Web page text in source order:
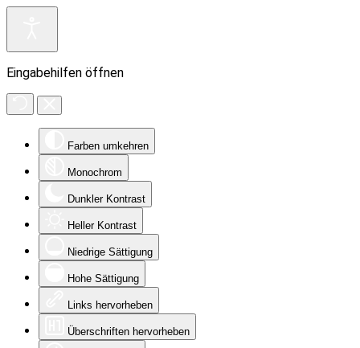
Eingabehilfen öffnen
Farben umkehren
Monochrom
Dunkler Kontrast
Heller Kontrast
Niedrige Sättigung
Hohe Sättigung
Links hervorheben
Überschriften hervorheben